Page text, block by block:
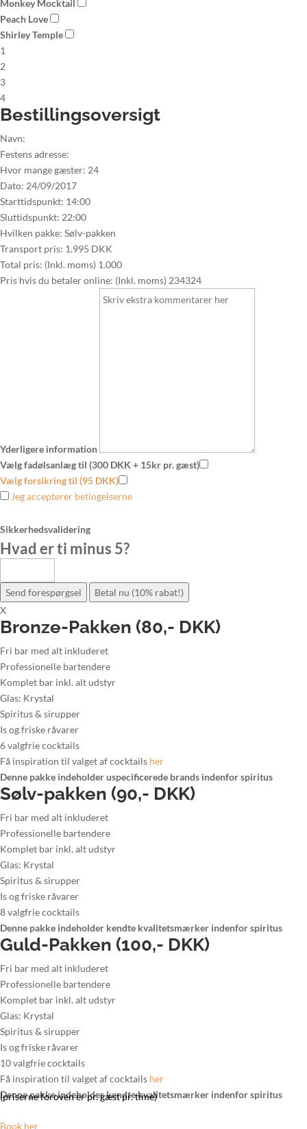
Monkey Mocktail
Peach Love
Shirley Temple
1
2
3
4
Bestillingsoversigt
Navn:
Festens adresse:
Hvor mange gæster: 24
Dato: 24/09/2017
Starttidspunkt: 14:00
Sluttidspunkt: 22:00
Hvilken pakke: Sølv-pakken
Transport pris: 1.995 DKK
Total pris: (Inkl. moms) 1.000
Pris hvis du betaler online: (Inkl. moms) 234324
Yderligere information
Vælg fadølsanlæg til (300 DKK + 15kr pr. gæst)
Vælg forsikring til (95 DKK)
Jeg accepterer betingelserne
Sikkerhedsvalidering
Hvad er ti minus 5?
Send forespørgsel
Betal nu (10% rabat!)
X
Bronze-Pakken (80,- DKK)
Fri bar med alt inkluderet
Professionelle bartendere
Komplet bar inkl. alt udstyr
Glas: Krystal
Spiritus & sirupper
Is og friske råvarer
6 valgfrie cocktails
Få inspiration til valget af cocktails her
Denne pakke indeholder uspecificerede brands indenfor spiritus
Sølv-pakken (90,- DKK)
Fri bar med alt inkluderet
Professionelle bartendere
Komplet bar inkl. alt udstyr
Glas: Krystal
Spiritus & sirupper
Is og friske råvarer
8 valgfrie cocktails
Denne pakke indeholder kendte kvalitetsmærker indenfor spiritus
Guld-Pakken (100,- DKK)
Fri bar med alt inkluderet
Professionelle bartendere
Komplet bar inkl. alt udstyr
Glas: Krystal
Spiritus & sirupper
Is og friske råvarer
10 valgfrie cocktails
Få inspiration til valget af cocktails her
Denne pakke indeholder kendte kvalitetsmærker indenfor spiritus
(priserne foroven er pr. gæst pr. time)
Book her